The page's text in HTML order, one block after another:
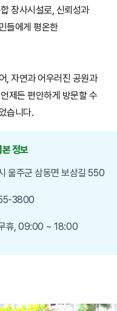
장사시설로, 신뢰성과
들에게 평온한
, 자연과 어우러진 공원과
제든 편안하게 방문할 수
습니다.
정보
울주군 삼동면 보삼길 550
3800
휴, 09:00 ~ 18:00